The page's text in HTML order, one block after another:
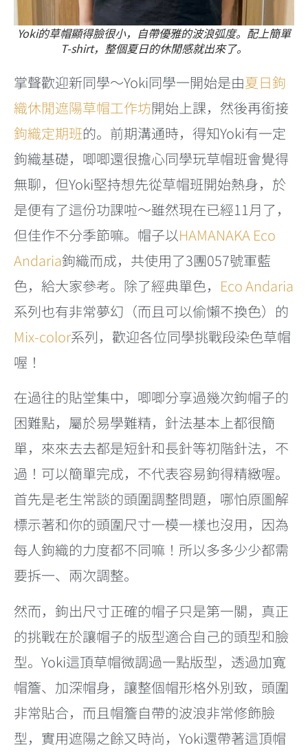
Yoki的草帽顯得臉很小，自帶優雅的波浪弧度。配上簡單
T-shirt，整個夏日的休閒感就出來了。
掌聲歡迎新同學～Yoki同學一開始是由夏日鉤
織休閒遮陽草帽工作坊開始上課，然後再銜接
鉤織定期班的。前期溝通時，得知Yoki有一定
鉤織基礎，唧唧還很擔心同學玩草帽班會覺得
無聊，但Yoki堅持想先從草帽班開始熱身，於
是便有了這份功課啦～雖然現在已經11月了，
但佳作不分季節嘛。帽子以HAMANAKA Eco
Andaria鉤織而成，共使用了3團057號軍藍
色，給大家參考。除了經典單色， Eco Andaria
系列也有非常夢幻（而且可以偷懶不換色）的
Mix-color系列，歡迎各位同學挑戰段染色草帽
喔！
在過往的貼堂集中，唧唧分享過幾次鉤帽子的
困難點，屬於易學難精，針法基本上都很簡
單，來來去去都是短針和長針等初階針法，不
過！可以簡單完成，不代表容易鉤得精緻喔。
首先是老生常談的頭圍調整問題，哪怕原圖解
標示著和你的頭圍尺寸一模一樣也沒用，因為
每人鉤織的力度都不同嘛！所以多多少少都需
要拆一、兩次調整。
然而，鉤出尺寸正確的帽子只是第一關，真正
的挑戰在於讓帽子的版型適合自己的頭型和臉
型。Yoki這頂草帽微調過一點版型，透過加寬
帽簷、加深帽身，讓整個帽形格外別致，頭圍
非常貼合，而且帽簷自帶的波浪非常修飾臉
型，實用遮陽之餘又時尚，Yoki還帶著這頂帽